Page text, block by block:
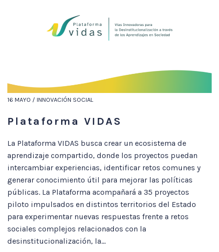
16 MAYO / INNOVACIÓN SOCIAL
Plataforma VIDAS
La Plataforma VIDAS busca crear un ecosistema de
aprendizaje compartido, donde los proyectos puedan
intercambiar experiencias, identificar retos comunes y
generar conocimiento útil para mejorar las políticas
públicas. La Plataforma acompañará a 35 proyectos
piloto impulsados en distintos territorios del Estado
para experimentar nuevas respuestas frente a retos
sociales complejos relacionados con la
desinstitucionalización, la...